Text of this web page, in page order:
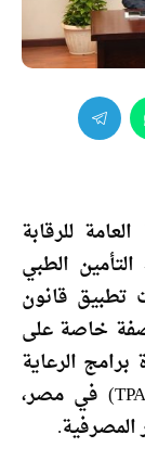
للرقابة
الطبي
تطبيق قانون
رقم 155 لسنة 2024، وبصفة خاصة على
الرعاية
الصحية (TPA – Third Party Administrator) في مصر،